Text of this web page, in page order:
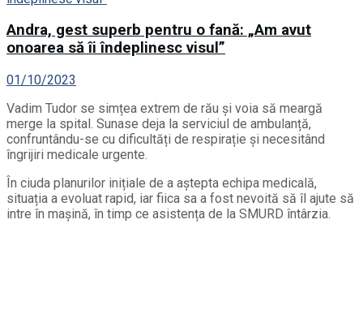
Andra, gest superb pentru o fană: „Am avut
onoarea să îi îndeplinesc visul”
01/10/2023
Vadim Tudor se simțea extrem de rău și voia să meargă
merge la spital. Sunase deja la serviciul de ambulanță,
confruntându-se cu dificultăți de respirație și necesitând
îngrijiri medicale urgente.
În ciuda planurilor inițiale de a aștepta echipa medicală,
situația a evoluat rapid, iar fiica sa a fost nevoită să îl ajute să
intre în mașină, în timp ce asistența de la SMURD întârzia.